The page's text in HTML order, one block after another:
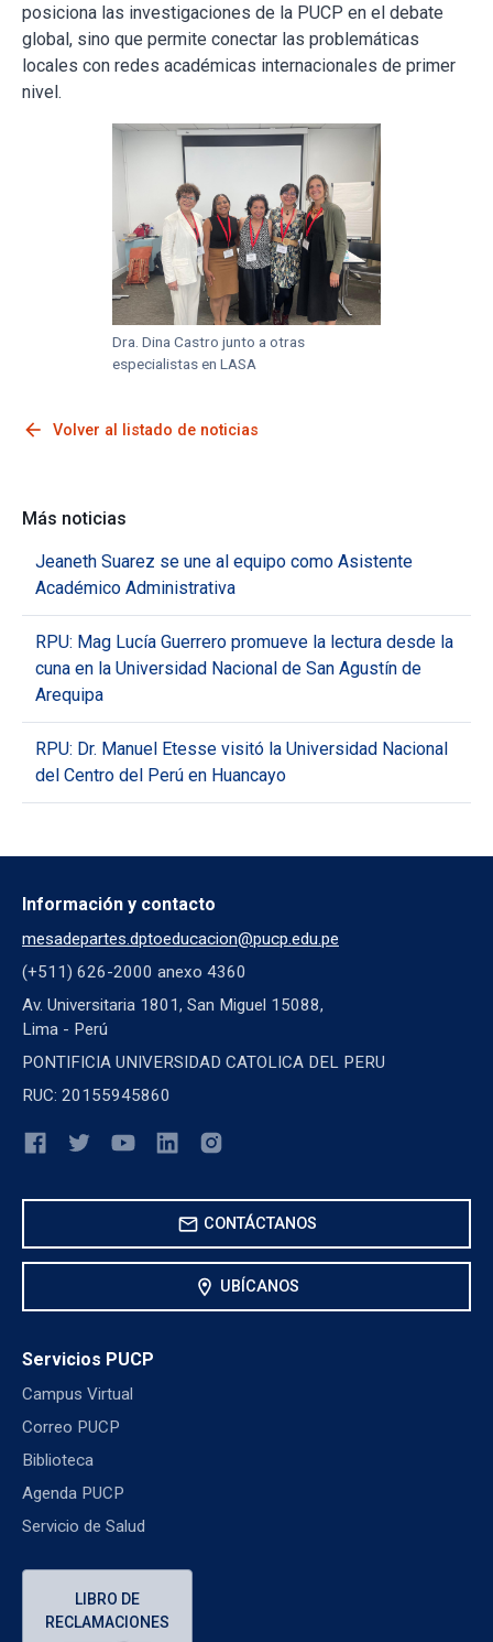
posiciona las investigaciones de la PUCP en el debate
global, sino que permite conectar las problemáticas
locales con redes académicas internacionales de primer
nivel.
Dra. Dina Castro junto a otras
especialistas en LASA
arrow_back Volver al listado de noticias
Más noticias
Jeaneth Suarez se une al equipo como Asistente
Académico Administrativa
RPU: Mag Lucía Guerrero promueve la lectura desde la
cuna en la Universidad Nacional de San Agustín de
Arequipa
RPU: Dr. Manuel Etesse visitó la Universidad Nacional
del Centro del Perú en Huancayo
Información y contacto
mesadepartes.dptoeducacion@pucp.edu.pe
(+511) 626-2000 anexo 4360
Av. Universitaria 1801, San Miguel 15088,
Lima - Perú
PONTIFICIA UNIVERSIDAD CATOLICA DEL PERU
RUC: 20155945860
mail CONTÁCTANOS
location_on UBÍCANOS
Servicios PUCP
Campus Virtual
Correo PUCP
Biblioteca
Agenda PUCP
Servicio de Salud
LIBRO DE
RECLAMACIONES